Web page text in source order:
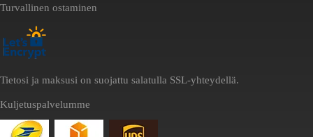
Turvallinen ostaminen
Tietosi ja maksusi on suojattu salatulla SSL-yhteydellä.
Kuljetuspalvelumme